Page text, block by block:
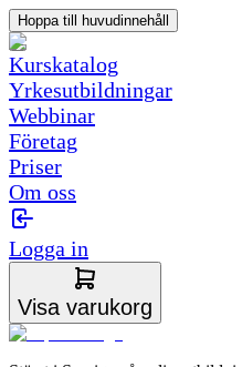
Hoppa till huvudinnehåll
Kurskatalog
Yrkesutbildningar
Webbinar
Företag
Priser
Om oss
Logga in
Visa varukorg